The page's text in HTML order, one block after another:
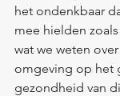
het ondenkbaar
mee hielden
wat we weten
omgeving op het
gezondheid van